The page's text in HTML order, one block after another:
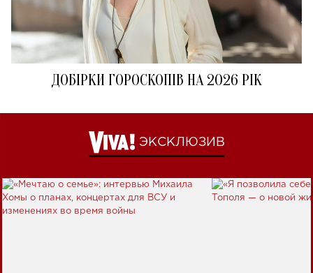
ДОБІРКИ ГОРОСКОПІВ НА 2026 РІК
ЭКСКЛЮЗИВ